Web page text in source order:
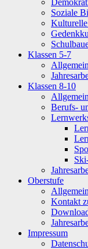
Soziale
Klassen 5-7
Klassen 8-10
Berufs-
Oberstufe
Kontakt
Impressum